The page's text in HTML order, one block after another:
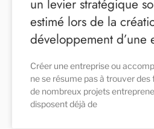
un levier stratégique
estimé lors de la
développement d’une
Créer une entreprise ou
ne se résume pas à trouver
de nombreux projets
disposent déjà de